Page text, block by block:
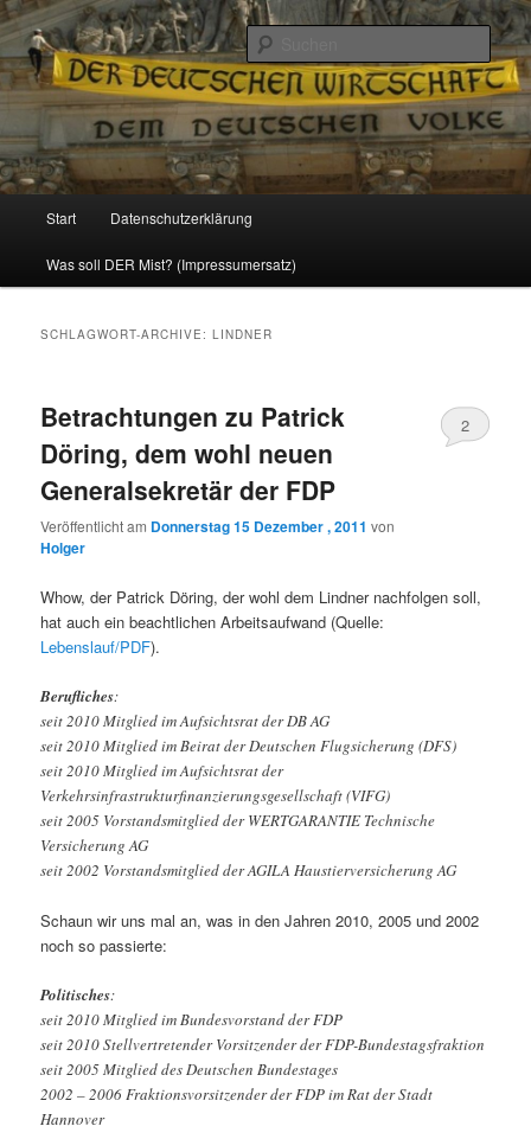
Reizzentrum
Politik, Wirtschaft, Soziales und Gesellschaft
Zum
Inhalt
Zum
sekundären
Start Datenschutzerklärung
Was soll DER Mist? (Impressumersatz)
SCHLAGWORT-ARCHIVE:LINDNER
Betrachtungen zu Patrick
Döring, dem wohl neuen
Generalsekretär der FDP
Veröffentlicht am Donnerstag 15 Dezember , 2011 von
Holger
2
Whow, der Patrick Döring, der wohl dem Lindner nachfolgen soll,
hat auch ein beachtlichen Arbeitsaufwand (Quelle:
Lebenslauf/PDF).
Berufliches:
seit 2010 Mitglied im Aufsichtsrat der DB AG
seit 2010 Mitglied im Beirat der Deutschen Flugsicherung (DFS)
seit 2010 Mitglied im Aufsichtsrat der
Verkehrsinfrastrukturfinanzierungsgesellschaft (VIFG)
seit 2005 Vorstandsmitglied der WERTGARANTIE Technische
Versicherung AG
seit 2002 Vorstandsmitglied der AGILA Haustierversicherung AG
Schaun wir uns mal an, was in den Jahren 2010, 2005 und 2002
noch so passierte:
Politisches:
seit 2010 Mitglied im Bundesvorstand der FDP
seit 2010 Stellvertretender Vorsitzender der FDP-Bundestagsfraktion
seit 2005 Mitglied des Deutschen Bundestages
2002 – 2006 Fraktionsvorsitzender der FDP im Rat der Stadt
Hannover